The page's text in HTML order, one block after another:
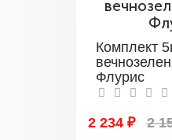
Комплект
Флурис
2 234 ₽ 2